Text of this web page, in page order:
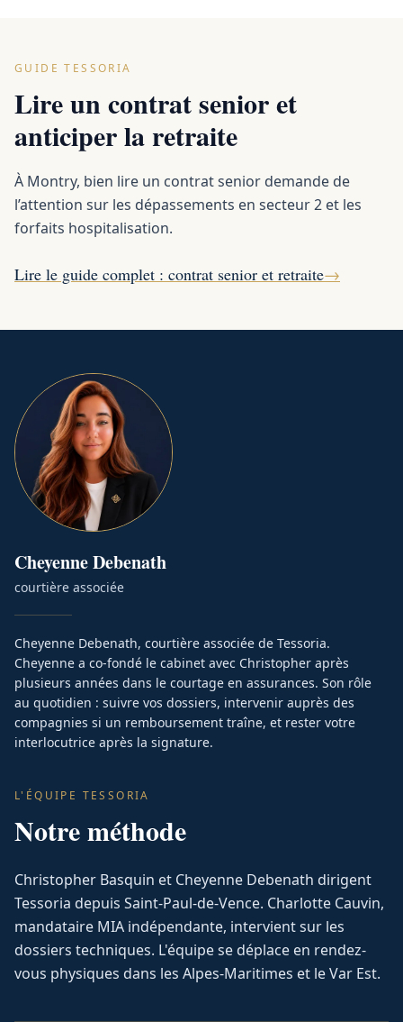
GUIDE TESSORIA
Lire un contrat senior et
anticiper la retraite
À Montry, bien lire un contrat senior demande de
l’attention sur les dépassements en secteur 2 et les
forfaits hospitalisation.
Lire le guide complet : contrat senior et retraite→
CheyenneDebenath
courtière associée
Cheyenne Debenath, courtière associée de Tessoria.
Cheyenne a co-fondé le cabinet avec Christopher après
plusieurs années dans le courtage en assurances. Son rôle
au quotidien : suivre vos dossiers, intervenir auprès des
compagnies si un remboursement traîne, et rester votre
interlocutrice après la signature.
L'ÉQUIPE TESSORIA
Notre méthode
Christopher Basquin et Cheyenne Debenath dirigent
Tessoria depuis Saint-Paul-de-Vence. Charlotte Cauvin,
mandataire MIA indépendante, intervient sur les
dossiers techniques. L'équipe se déplace en rendez-
vous physiques dans les Alpes-Maritimes et le Var Est.